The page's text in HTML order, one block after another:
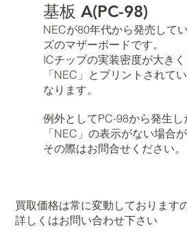
基板 A(PC-98)
買取価格は常に変動しております
詳しくはお問い合わせ下さい
NECが80年代から発売して
ズのマザーボードです。
ICチップの実装密度が大き
「NEC」とプリントされて
なります。
例外としてPC-98から発生し
「NEC」の表示がない場合
その際はお問合せください。